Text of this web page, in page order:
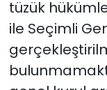
tüzük
ile Seçimli